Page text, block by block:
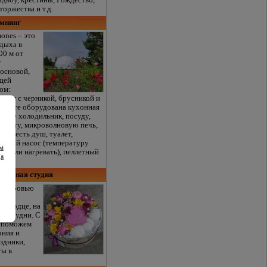
и т.д.
– это
в
м от
с черникой, брусникой и
оборудована кухонная
холодильник, посуду,
плиту, микроволновую печь,
есть душ, туалет,
насос (температуру
или нагревать), пеллетный
студия
любовью
сердце, на
и будни. С
поможем
и
в